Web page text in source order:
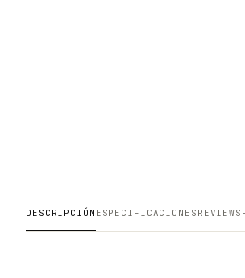
DESCRIPCIÓN ESPECIFICACIONES REVIEWS